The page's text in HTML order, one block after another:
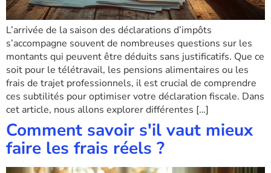
L’arrivée de la saison des déclarations d’impôts
s’accompagne souvent de nombreuses questions sur les
montants qui peuvent être déduits sans justificatifs. Que ce
soit pour le télétravail, les pensions alimentaires ou les
frais de trajet professionnels, il est crucial de comprendre
ces subtilités pour optimiser votre déclaration fiscale. Dans
cet article, nous allons explorer différentes […]
Comment savoir s'il vaut mieux
faire les frais réels ?